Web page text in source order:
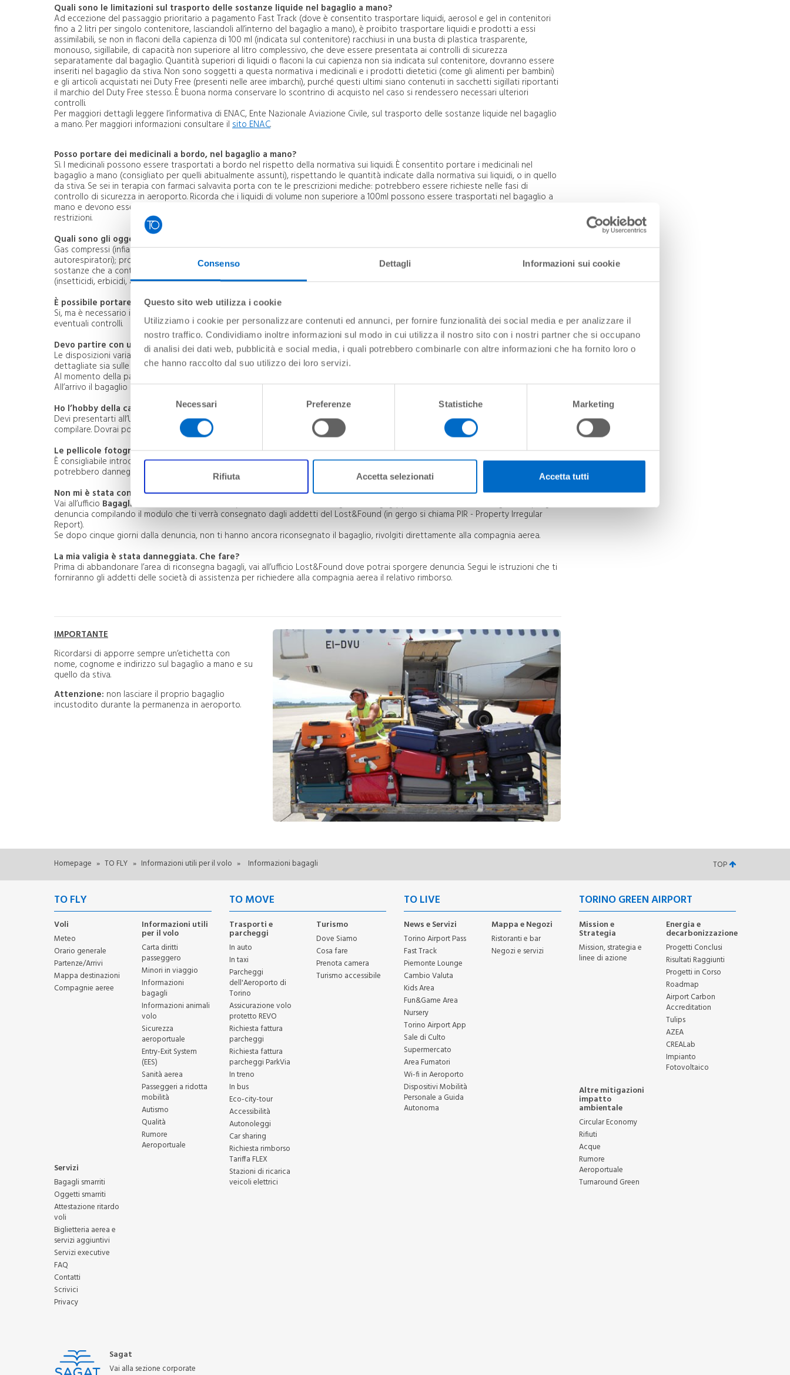
Consenso Dettagli Informazioni sui cookie
Questo sito web utilizza i cookie
Utilizziamo i cookie per personalizzare contenuti ed annunci, per fornire funzionalità dei social media e per analizzare il
nostro traffico. Condividiamo inoltre informazioni sul modo in cui utilizza il nostro sito con i nostri partner che si occupano
di analisi dei dati web, pubblicità e social media, i quali potrebbero combinarle con altre informazioni che ha fornito loro o
che hanno raccolto dal suo utilizzo dei loro servizi.
del
Necessari Preferenze Statistiche Marketing
Rifiuta Accetta selezionati Accetta tutti
Quali sono le limitazioni sul trasporto delle sostanze liquide nel bagaglio a mano?
Ad eccezione del passaggio prioritario a pagamento Fast Track (dove è consentito trasportare liquidi, aerosol e gel in contenitori
fino a 2 litri per singolo contenitore, lasciandoli all’interno del bagaglio a mano), è proibito trasportare liquidi e prodotti a essi
assimilabili, se non in flaconi della capienza di 100 ml (indicata sul contenitore) racchiusi in una busta di plastica trasparente,
monouso, sigillabile, di capacità non superiore al litro complessivo, che deve essere presentata ai controlli di sicurezza
separatamente dal bagaglio. Quantità superiori di liquidi o flaconi la cui capienza non sia indicata sul contenitore, dovranno essere
inseriti nel bagaglio da stiva. Non sono soggetti a questa normativa i medicinali e i prodotti dietetici (come gli alimenti per bambini)
e gli articoli acquistati nei Duty Free (presenti nelle aree imbarchi), purché questi ultimi siano contenuti in sacchetti sigillati riportanti
il marchio del Duty Free stesso. È buona norma conservare lo scontrino di acquisto nel caso si rendessero necessari ulteriori
controlli.
Per maggiori dettagli leggere l’informativa di ENAC, Ente Nazionale Aviazione Civile, sul trasporto delle sostanze liquide nel bagaglio
a mano. Per maggiori informazioni consultare il sito ENAC.
Posso portare dei medicinali a bordo, nel bagaglio a mano?
Sì. I medicinali possono essere trasportati a bordo nel rispetto della normativa sui liquidi. È consentito portare i medicinali nel
bagaglio a mano (consigliato per quelli abitualmente assunti), rispettando le quantità indicate dalla normativa sui liquidi, o in quello
da stiva. Se sei in terapia con farmaci salvavita porta con te le prescrizioni mediche: potrebbero essere richieste nelle fasi di
controllo di sicurezza in aeroporto. Ricorda che i liquidi di volume non superiore a 100ml possono essere trasportati nel bagaglio a
mano e devono essere riposti in una busta trasparente e richiudibile. Per i medicinali solidi, come compresse o capsule, non ci sono
restrizioni.
Quali sono gli oggetti non consentiti nel bagaglio da stiva?
Gas compressi (infiammabili, non infiammabili, raffreddati, velenosi quali il butano, ossigeno, propano ed ossigeno per
autorespiratori); prodotti corrosivi; esplosivi (per es. fuochi di artificio, razzi, munizioni, proiettili di pistola); termometri a mercurio;
sostanze che a contatto con l’acqua emettono gas infiammabili; sostanze infettive ( per es. batteri e virus vivi); sostanze velenose
(insetticidi, erbicidi, arsenico e cianuro); materiali radioattivi; sostanze ossidanti; sostanze magnetizzante; congegni d’allarme.
È possibile portare a bordo il personal computer portatile?
Si, ma è necessario inserire batterie funzionanti poiché gli addetti al servizio sicurezza potrebbero chiederti di accenderlo per
eventuali controlli.
Devo partire con un bagaglio molto ingombrante. Come faccio a imbarcarlo? E come lo ritiro?
Le disposizioni variano a seconda della compagnia aerea. Quando acquisti il biglietto, è consigliabile richiedere informazioni
dettagliate sia sulle modalità di imballaggio, sia sugli eventuali prezzi aggiuntivi.
Al momento della partenza, dopo il check-in, il personale di servizio indicherà il punto dove lasciare il bagaglio voluminoso.
All’arrivo il bagaglio non verrà riconsegnato sui nastri delle valigie, bensì in un’apposita area per la consegna dei bagagli voluminosi.
Ho l’hobby della caccia. A che disposizioni devo attenermi per portare a bordo armi e munizioni?
Devi presentarti all’Ufficio di Polizia dove, previo controllo delle armi e dei relativi documenti, ti sarà consegnato un modulo da
compilare. Dovrai poi recarti al check-in con l’autorizzazione della Polizia per le procedure di imbarco.
Le pellicole fotografiche si rovinano con i raggi x dei controlli di sicurezza?
È consigliabile introdurre rullini e pellicole fotografiche di vario tipo nel bagaglio a mano poiché, se riposte nelle valigie imbarcate,
potrebbero danneggiarsi a causa delle radiazioni emesse dalle nuove apparecchiature utilizzate per i controlli di sicurezza.
Non mi è stata consegnata la valigia una volta sbarcato in aeroporto. Cosa devo fare?
Vai all’ufficio Bagagli Smarriti o Lost & Found(si trova nell’area di riconsegna dei bagagli) prima di lasciare l’area doganale. Sporgi
denuncia compilando il modulo che ti verrà consegnato dagli addetti del Lost&Found (in gergo si chiama PIR - Property Irregular
Report).
Se dopo cinque giorni dalla denuncia, non ti hanno ancora riconsegnato il bagaglio, rivolgiti direttamente alla compagnia aerea.
La mia valigia è stata danneggiata. Che fare?
Prima di abbandonare l’area di riconsegna bagagli, vai all’ufficio Lost&Found dove potrai sporgere denuncia. Segui le istruzioni che ti
forniranno gli addetti delle società di assistenza per richiedere alla compagnia aerea il relativo rimborso.
IMPORTANTE
Ricordarsi di apporre sempre un’etichetta con
nome, cognome e indirizzo sul bagaglio a mano e su
quello da stiva.
Attenzione: non lasciare il proprio bagaglio
incustodito durante la permanenza in aeroporto.
Homepage » TO FLY » Informazioni utili per il volo » Informazioni bagagli TOP
TO FLY
Voli
Meteo
Orario generale
Partenze/Arrivi
Mappa destinazioni
Compagnie aeree
Informazioni utili
per il volo
Carta diritti
passeggero
Minori in viaggio
Informazioni
bagagli
Informazioni animali
volo
Sicurezza
aeroportuale
Entry-Exit System
(EES)
Sanità aerea
Passeggeri a ridotta
mobilità
Autismo
Qualità
Rumore
Aeroportuale
Servizi
Bagagli smarriti
Oggetti smarriti
Attestazione ritardo
voli
Biglietteria aerea e
servizi aggiuntivi
Servizi executive
FAQ
Contatti
Scrivici
Privacy
TO MOVE
Trasporti e
parcheggi
In auto
In taxi
Parcheggi
dell'Aeroporto di
Torino
Assicurazione volo
protetto REVO
Richiesta fattura
parcheggi
Richiesta fattura
parcheggi ParkVia
In treno
In bus
Eco-city-tour
Accessibilità
Autonoleggi
Car sharing
Richiesta rimborso
Tariffa FLEX
Stazioni di ricarica
veicoli elettrici
Turismo
Dove Siamo
Cosa fare
Prenota camera
Turismo accessibile
TO LIVE
News e Servizi
Torino Airport Pass
Fast Track
Piemonte Lounge
Cambio Valuta
Kids Area
Fun&Game Area
Nursery
Torino Airport App
Sale di Culto
Supermercato
Area Fumatori
Wi-fi in Aeroporto
Dispositivi Mobilità
Personale a Guida
Autonoma
Mappa e Negozi
Ristoranti e bar
Negozi e servizi
TORINO GREEN AIRPORT
Mission e
Strategia
Mission, strategia e
linee di azione
Energia e
decarbonizzazione
Progetti Conclusi
Risultati Raggiunti
Progetti in Corso
Roadmap
Airport Carbon
Accreditation
Tulips
AZEA
CREALab
Impianto
Fotovoltaico
Altre mitigazioni
impatto
ambientale
Circular Economy
Rifiuti
Acque
Rumore
Aeroportuale
Turnaround Green
Sagat
Vai alla sezione corporate